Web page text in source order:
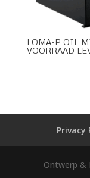
LOMA-P OIL
VOORRAAD
Privacy
Ontwerp &